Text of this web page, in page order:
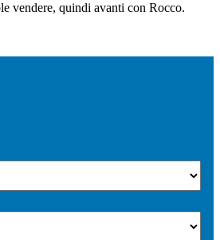
vendere, quindi avanti con Rocco.